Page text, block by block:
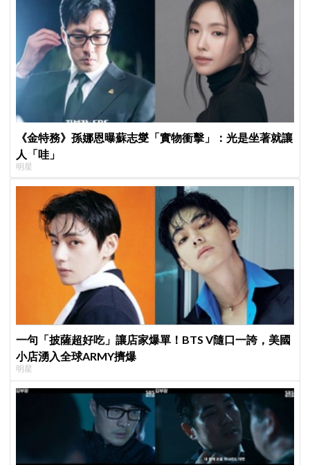
《金特務》孫娜恩曝蘇志燮「實物衝擊」：光是坐著就讓
人「哇」
明星
一句「披薩超好吃」讓店家爆單！BTS V隨口一誇，美國
小店湧入全球ARMY擠爆
明星